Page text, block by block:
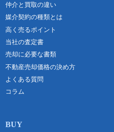
仲介と買取の違い
媒介契約の種類とは
高く売るポイント
当社の査定書
売却に必要な書類
不動産売却価格の決め方
よくある質問
コラム